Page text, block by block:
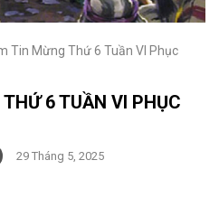
Tin Mừng Thứ 6 Tuần VI Phục
6 TUẦN VI PHỤC
29 Tháng 5, 2025